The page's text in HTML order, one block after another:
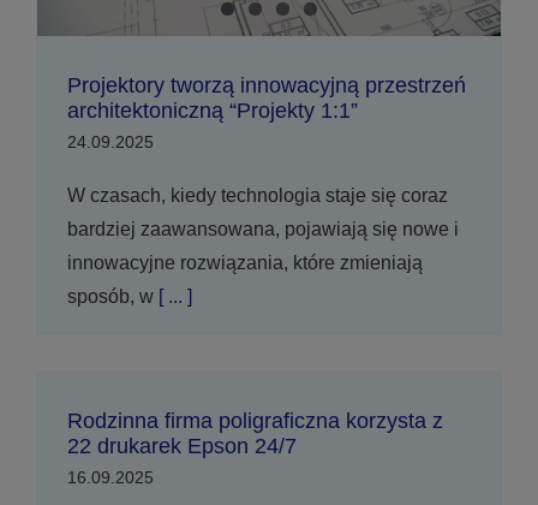
Projektory tworzą innowacyjną przestrzeń
architektoniczną “Projekty 1:1”
24.09.2025
W czasach, kiedy technologia staje się coraz
bardziej zaawansowana, pojawiają się nowe i
innowacyjne rozwiązania, które zmieniają
sposób, w[ ... ]
Rodzinna firma poligraficzna korzysta z
22 drukarek Epson 24/7
16.09.2025